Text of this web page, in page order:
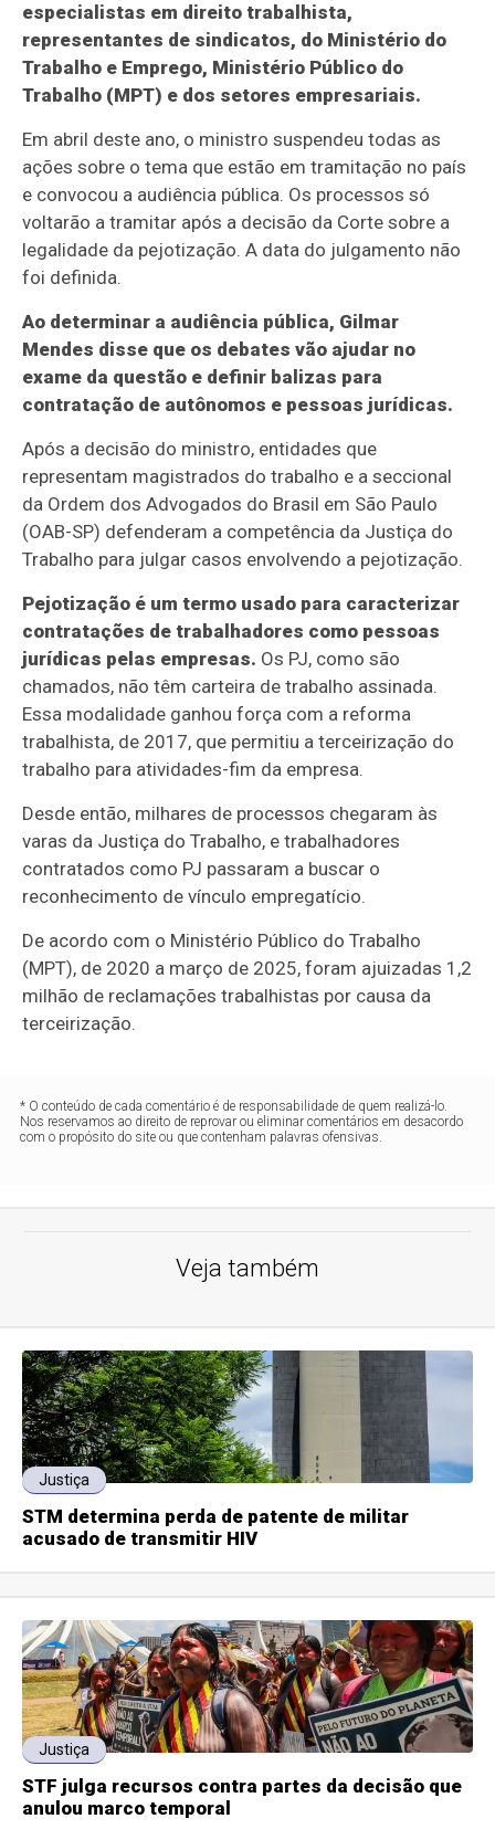
especialistas em direito trabalhista,
representantes de sindicatos, do Ministério do
Trabalho e Emprego, Ministério Público do
Trabalho (MPT) e dos setores empresariais.
Em abril deste ano, o ministro suspendeu todas as
ações sobre o tema que estão em tramitação no país
e convocou a audiência pública. Os processos só
voltarão a tramitar após a decisão da Corte sobre a
legalidade da pejotização. A data do julgamento não
foi definida.
Ao determinar a audiência pública, Gilmar
Mendes disse que os debates vão ajudar no
exame da questão e definir balizas para
contratação de autônomos e pessoas jurídicas.
Após a decisão do ministro, entidades que
representam magistrados do trabalho e a seccional
da Ordem dos Advogados do Brasil em São Paulo
(OAB-SP) defenderam a competência da Justiça do
Trabalho para julgar casos envolvendo a pejotização.
Pejotização é um termo usado para caracterizar
contratações de trabalhadores como pessoas
jurídicas pelas empresas. Os PJ, como são
chamados, não têm carteira de trabalho assinada.
Essa modalidade ganhou força com a reforma
trabalhista, de 2017, que permitiu a terceirização do
trabalho para atividades-fim da empresa.
Desde então, milhares de processos chegaram às
varas da Justiça do Trabalho, e trabalhadores
contratados como PJ passaram a buscar o
reconhecimento de vínculo empregatício.
De acordo com o Ministério Público do Trabalho
(MPT), de 2020 a março de 2025, foram ajuizadas 1,2
milhão de reclamações trabalhistas por causa da
terceirização.
* O conteúdo de cada comentário é de responsabilidade de quem realizá-lo.
Nos reservamos ao direito de reprovar ou eliminar comentários em desacordo
com o propósito do site ou que contenham palavras ofensivas.
Veja também
Justiça
STM determina perda de patente de militar
acusado de transmitir HIV
Justiça
STF julga recursos contra partes da decisão que
anulou marco temporal